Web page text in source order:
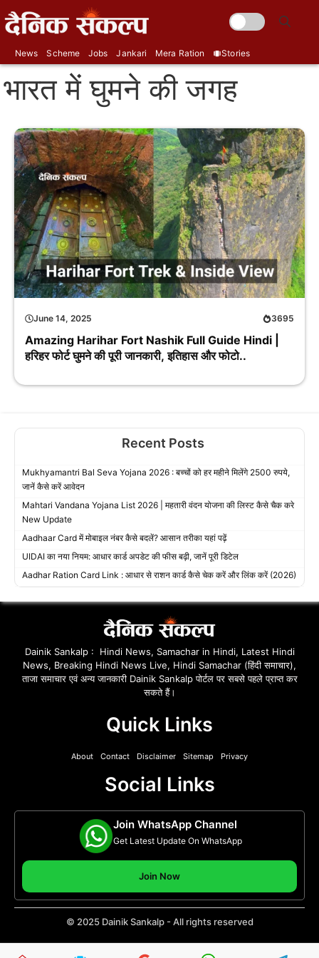
Skip
to
News Scheme Jobs Jankari Mera Ration Stories
भारत में घुमने की जगह
June 14, 2025 3695
Amazing Harihar Fort Nashik Full Guide Hindi |
हरिहर फोर्ट घुमने की पूरी जानकारी, इतिहास और फोटो..
Recent Posts
Mukhyamantri Bal Seva Yojana 2026 : बच्चों को हर महीने मिलेंगे 2500 रुपये,
जानें कैसे करें आवेदन
Mahtari Vandana Yojana List 2026 | महतारी वंदन योजना की लिस्ट कैसे चैक करे
New Update
Aadhaar Card में मोबाइल नंबर कैसे बदलें? आसान तरीका यहां पढ़ें
UIDAI का नया नियम: आधार कार्ड अपडेट की फीस बढ़ी, जानें पूरी डिटेल
Aadhar Ration Card Link : आधार से राशन कार्ड कैसे चेक करें और लिंक करें (2026)
Dainik Sankalp : Hindi News, Samachar in Hindi, Latest Hindi
News, Breaking Hindi News Live, Hindi Samachar (हिंदी समाचार),
ताजा समाचार एवं अन्य जानकारी Dainik Sankalp पोर्टल पर सबसे पहले प्राप्त कर
सकते हैं।
Quick Links
About Contact Disclaimer Sitemap Privacy
Social Links
Join WhatsApp Channel
Get Latest Update On WhatsApp
Join Now
© 2025 Dainik Sankalp - All rights reserved